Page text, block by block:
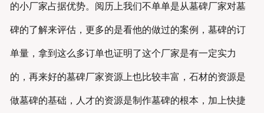
产品应用
工程案例
的小厂家占据优势。阅历上我们不单单是从墓碑厂家对墓
碑的了解来评估，更多的是看他的做过的案例，墓碑的订
单量，拿到这么多订单也证明了这个厂家是有一定实力
的，再来好的墓碑厂家资源上也比较丰富，石材的资源是
做墓碑的基础，人才的资源是制作墓碑的根本，加上快捷